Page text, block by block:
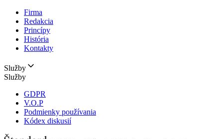
Firma
Redakcia
Princípy
História
Kontakty
Služby
Služby
GDPR
V.O.P
Podmienky používania
Kódex diskusií